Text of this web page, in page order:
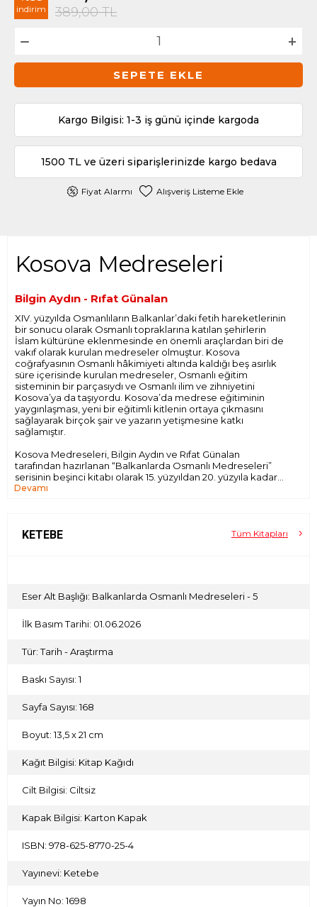
indirim 389,00TL
SEPETE EKLE
Kargo Bilgisi: 1-3 iş günü içinde kargoda
1500 TL ve üzeri siparişlerinizde kargo bedava
Fiyat Alarmı Alışveriş Listeme Ekle
Kosova Medreseleri
Bilgin Aydın - Rıfat Günalan
XIV. yüzyılda Osmanlıların Balkanlar’daki fetih hareketlerinin
bir sonucu olarak Osmanlı topraklarına katılan şehirlerin
İslam kültürüne eklenmesinde en önemli araçlardan biri de
vakıf olarak kurulan medreseler olmuştur. Kosova
coğrafyasının Osmanlı hâkimiyeti altında kaldığı beş asırlık
süre içerisinde kurulan medreseler, Osmanlı eğitim
sisteminin bir parçasıydı ve Osmanlı ilim ve zihniyetini
Kosova’ya da taşıyordu. Kosova’da medrese eğitiminin
yaygınlaşması, yeni bir eğitimli kitlenin ortaya çıkmasını
sağlayarak birçok şair ve yazarın yetişmesine katkı
sağlamıştır.
Kosova Medreseleri, Bilgin Aydın ve Rıfat Günalan
tarafından hazırlanan “Balkanlarda Osmanlı Medreseleri”
serisinin beşinci kitabı olarak 15. yüzyıldan 20. yüzyıla kadar
Kosova’da yaptırılan medreseleri incelemektedir. Prizren,
müderrisler ve mevcutsa medrese dersleri hakkındaki
tarihleri, personel durumu ve öğrenci sayıları çeşitli
kaynaklara dayalı olarak ortaya konulmaya çalışılmıştır.
Devamı
KETEBE Tüm Kitapları
Eser Alt Başlığı: Balkanlarda Osmanlı Medreseleri - 5
İlk Basım Tarihi: 01.06.2026
Tür: Tarih - Araştırma
Baskı Sayısı: 1
Sayfa Sayısı: 168
Boyut: 13,5 x 21 cm
Kağıt Bilgisi: Kitap Kağıdı
Cilt Bilgisi: Ciltsiz
Kapak Bilgisi: Karton Kapak
ISBN: 978-625-8770-25-4
Yayınevi: Ketebe
Yayın No: 1698